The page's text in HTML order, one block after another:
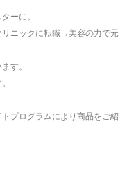
ーに。
ニックに転職→美容の力で元
す。
プログラムにより商品をご紹